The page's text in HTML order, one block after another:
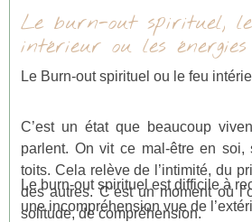
Le burn-out spirituel,
intérieur ou les
Le Burn-out spirituel ou le feu
C’est un état que beaucoup
parlent. On vit ce mal-être en soi,
toits. Cela relève de l’intimité, du
des autres. C’est un moment où
solitude, de compréhension.
Le burn-out spirituel est difficile à
une incompréhension vue de